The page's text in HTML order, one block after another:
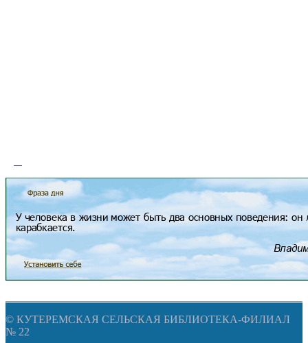
© КУТЕРЕМСКАЯ СЕЛЬСКАЯ БИБЛИОТЕКА-ФИЛИАЛ
№ 22